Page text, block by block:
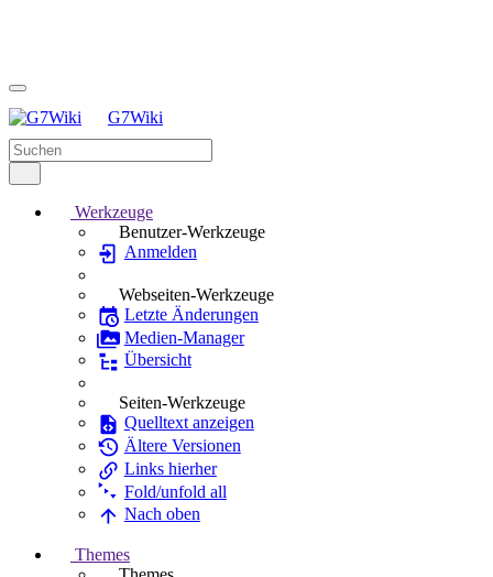
G7Wiki
Werkzeuge
Benutzer-Werkzeuge
Anmelden
Webseiten-Werkzeuge
Letzte Änderungen
Medien-Manager
Übersicht
Seiten-Werkzeuge
Quelltext anzeigen
Ältere Versionen
Links hierher
Fold/unfold all
Nach oben
Themes